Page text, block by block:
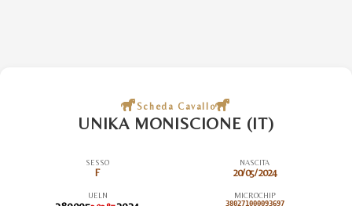
Scheda Cavallo
UNIKA MONISCIONE (IT)
SESSO
F
NASCITA
20/05/2024
UELN MICROCHIP
380271000093697